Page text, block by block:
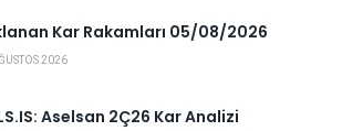
Kar Rakamları 05/08/2026
2026
Aselsan 2Ç26 Kar Analizi